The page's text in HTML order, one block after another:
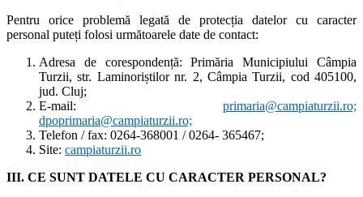
Pentru orice problemă legată de protecția datelor cu caracter
personal puteți folosi următoarele date de contact:
Adresa de corespondență: Primăria Municipiului Câmpia
Turzii, str. Laminoriștilor nr. 2, Câmpia Turzii, cod 405100,
jud. Cluj;
E-mail: primaria@campiaturzii.ro;
dpoprimaria@campiaturzii.ro;
Telefon / fax: 0264-368001 / 0264- 365467;
Site: campiaturzii.ro
III. CE SUNT DATELE CU CARACTER PERSONAL?